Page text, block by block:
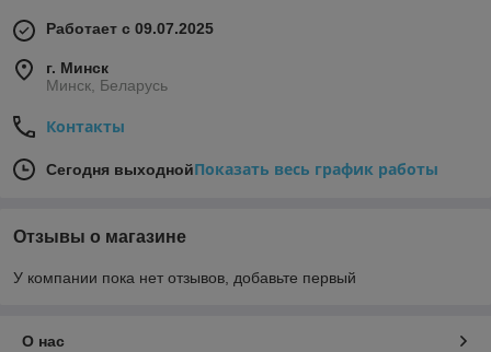
Работает с 09.07.2025
г. Минск
Минск, Беларусь
Контакты
Сегодня выходнойПоказать весь график работы
Отзывы о магазине
У компании пока нет отзывов, добавьте первый
О нас